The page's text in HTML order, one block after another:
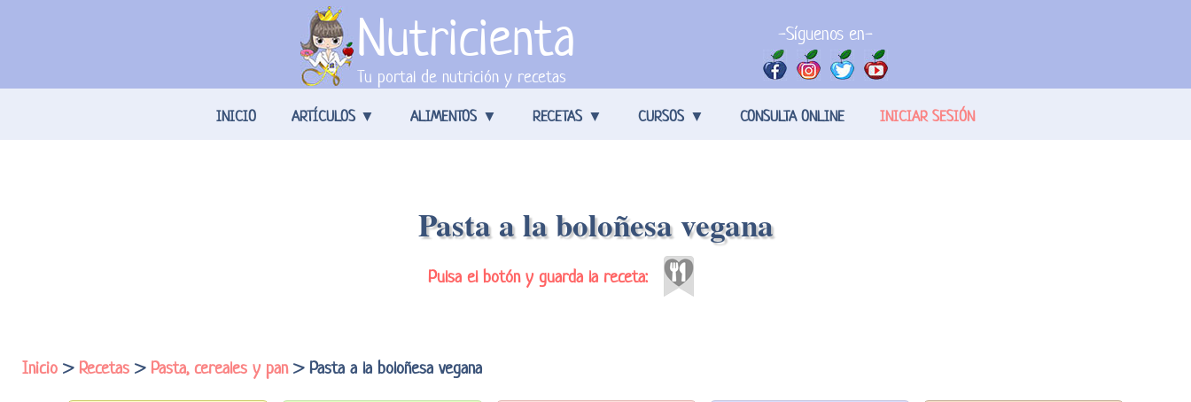
Nutricienta
Tu portal de nutrición y recetas
-Síguenos en-
INICIO ARTÍCULOS ALIMENTOS RECETAS CURSOS CONSULTA ONLINE INICIAR SESIÓN
Pasta a la boloñesa vegana
Pulsa el botón y guarda la receta:
Inicio > Recetas > Pasta, cereales y pan> Pasta a la boloñesa vegana